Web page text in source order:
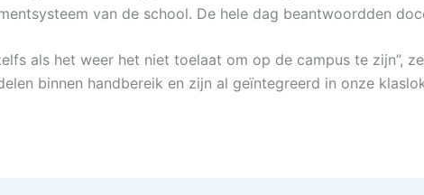
van de school. De hele dag beantwoordden
als het weer het niet toelaat om op de campus te zijn”,
binnen handbereik en zijn al geïntegreerd in onze